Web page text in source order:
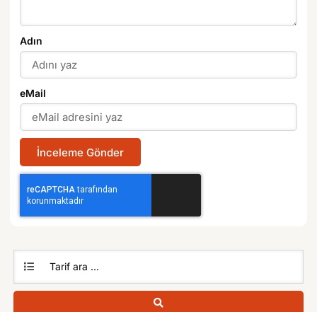
Adın
eMail
İnceleme Gönder